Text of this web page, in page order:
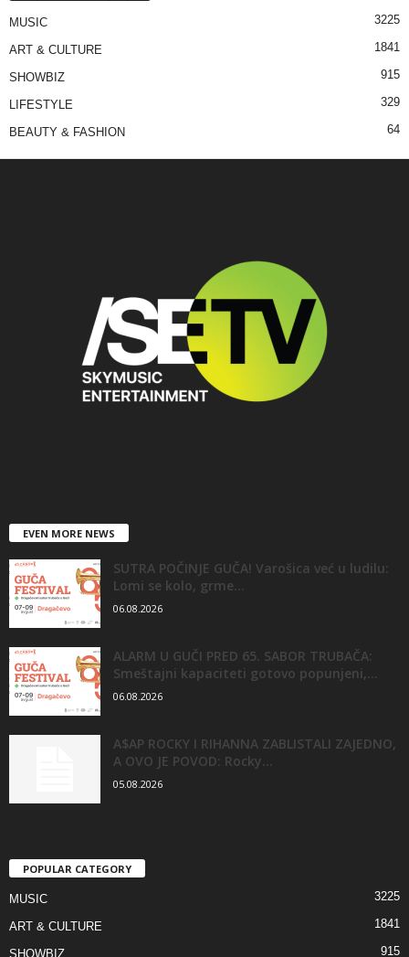
MUSIC 3225
ART & CULTURE 1841
SHOWBIZ 915
LIFESTYLE 329
BEAUTY & FASHION 64
EVEN MORE NEWS
SUTRA POČINJE GUČA! Varošica već u ludilu:
Lomi se kolo, grme...
06.08.2026
ALARM U GUČI PRED 65. SABOR TRUBAČA:
Smeštajni kapaciteti gotovo popunjeni,...
06.08.2026
A$AP ROCKY I RIHANNA ZABLISTALI ZAJEDNO,
A OVO JE POVOD: Rocky...
05.08.2026
POPULAR CATEGORY
MUSIC 3225
ART & CULTURE 1841
SHOWBIZ 915